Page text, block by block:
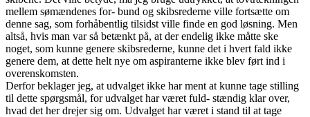
mellem sømændenes for- bund og skibsrederne ville fortsætte om
denne sag, som forhåbentlig tilsidst ville finde en god løsning. Men
altså, hvis man var så betænkt på, at der endelig ikke måtte ske
noget, som kunne genere skibsrederne, kunne det i hvert fald ikke
genere dem, at dette helt nye om aspiranterne ikke blev ført ind i
overenskomsten.
Derfor beklager jeg, at udvalget ikke har ment at kunne tage stilling
til dette spørgsmål, for udvalget har været fuld- stændig klar over,
hvad det her drejer sig om. Udvalget har været i stand til at tage